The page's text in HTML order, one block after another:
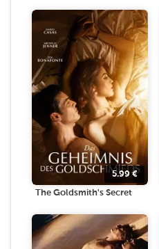
5.99€
The Goldsmith's Secret